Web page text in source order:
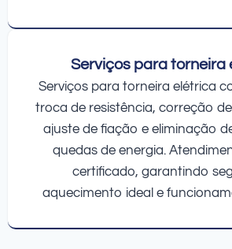
Serviços para torneira
Serviços para torneira elétrica
troca de resistência, correção
ajuste de fiação e eliminação
quedas de energia.
certificado, garantindo
aquecimento ideal e